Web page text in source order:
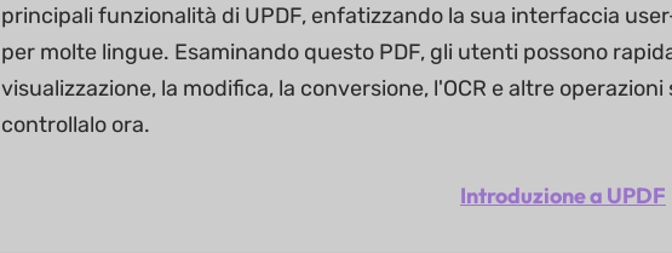
principali funzionalità di UPDF, enfatizzando la sua interfaccia
per molte lingue. Esaminando questo PDF, gli utenti possono
visualizzazione, la modifica, la conversione, l'OCR e altre
controllalo ora.
Introduzione a UPDF